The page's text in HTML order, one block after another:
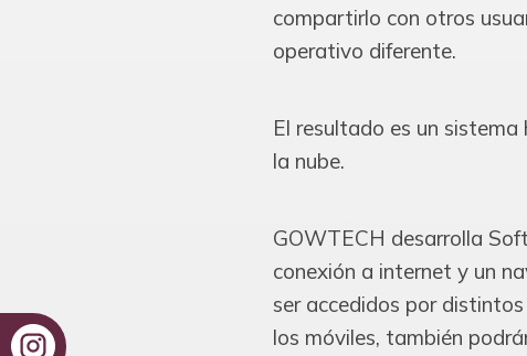
compartirlo con otros
operativo diferente.
El resultado es un
la nube.
GOWTECH desarrolla
conexión a internet y un
ser accedidos por
los móviles, también